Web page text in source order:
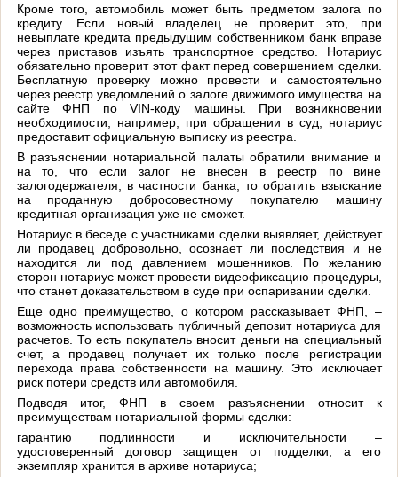
Кроме того, автомобиль может быть предметом залога по
кредиту. Если новый владелец не проверит это, при
невыплате кредита предыдущим собственником банк вправе
через приставов изъять транспортное средство. Нотариус
обязательно проверит этот факт перед совершением сделки.
Бесплатную проверку можно провести и самостоятельно
через реестр уведомлений о залоге движимого имущества на
сайте ФНП по VIN-коду машины. При возникновении
необходимости, например, при обращении в суд, нотариус
предоставит официальную выписку из реестра.
В разъяснении нотариальной палаты обратили внимание и
на то, что если залог не внесен в реестр по вине
залогодержателя, в частности банка, то обратить взыскание
на проданную добросовестному покупателю машину
кредитная организация уже не сможет.
Нотариус в беседе с участниками сделки выявляет, действует
ли продавец добровольно, осознает ли последствия и не
находится ли под давлением мошенников. По желанию
сторон нотариус может провести видеофиксацию процедуры,
что станет доказательством в суде при оспаривании сделки.
Еще одно преимущество, о котором рассказывает ФНП, –
возможность использовать публичный депозит нотариуса для
расчетов. То есть покупатель вносит деньги на специальный
счет, а продавец получает их только после регистрации
перехода права собственности на машину. Это исключает
риск потери средств или автомобиля.
Подводя итог, ФНП в своем разъяснении относит к
преимуществам нотариальной формы сделки:
гарантию подлинности и исключительности –
удостоверенный договор защищен от подделки, а его
экземпляр хранится в архиве нотариуса;